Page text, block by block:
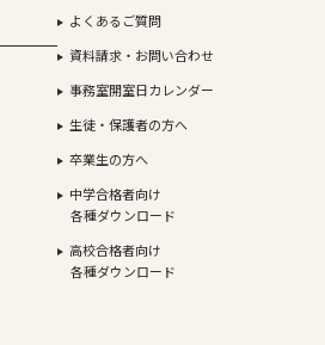
よくあるご質問
資料請求・お問い合わせ
事務室開室日カレンダー
生徒・保護者の方へ
卒業生の方へ
中学合格者向け
各種ダウンロード
高校合格者向け
各種ダウンロード